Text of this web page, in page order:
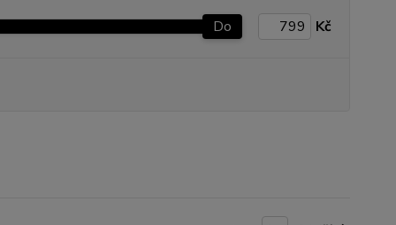
Do Kč